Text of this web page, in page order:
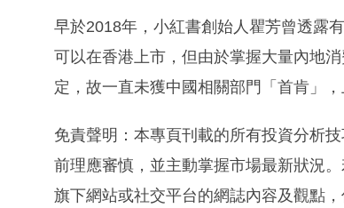
早於2018年，小紅書創始人瞿芳曾透露
可以在香港上市，但由於掌握大量內地
定，故一直未獲中國相關部門「首肯」，
免責聲明：本專頁刊載的所有投資分析
前理應審慎，並主動掌握市場最新狀況
旗下網站或社交平台的網誌內容及觀點